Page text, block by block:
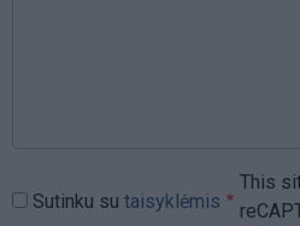
Sutinku su taisyklėmis
This